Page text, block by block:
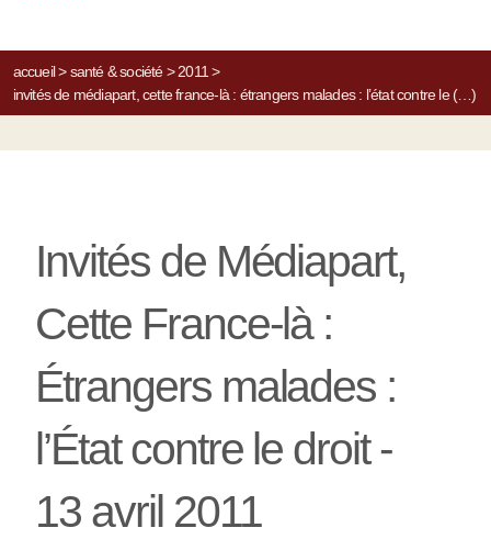
accueil> santé & société> 2011 >
invités de médiapart, cette france-là : étrangers malades : l’état contre le (…)
Invités de Médiapart,
Cette France-là :
Étrangers malades :
l’État contre le droit -
13 avril 2011